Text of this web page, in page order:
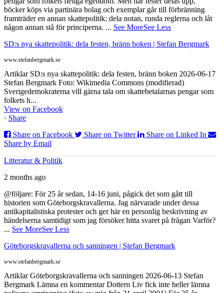
böcker köps via partinära bolag och exemplar går till förbränning
framträder en annan skattepolitik: dela notan, runda reglerna och låt
någon annan stå för principerna. ... See MoreSee Less
SD:s nya skattepolitik: dela festen, bränn boken | Stefan Bergmark
www.stefanbergmark.se
Artiklar SD:s nya skattepolitik: dela festen, bränn boken 2026-06-17
Stefan Bergmark Foto: Wikimedia Commons (modifierad)
Sverigedemokraterna vill gärna tala om skattebetalarnas pengar som
folkets h...
View on Facebook
· Share
Share on Facebook
Share on Twitter
Share on Linked In
Share by Email
Litteratur & Politik
2 months ago
@följare: För 25 år sedan, 14-16 juni, pågick det som gått till
historien som Göteborgskravallerna. Jag närvarade under dessa
antikapitalistiska protester och ger här en personlig beskrivning av
händelserna samtidigt som jag försöker hitta svaret på frågan Varför?
... See MoreSee Less
Göteborgskravallerna och sanningen | Stefan Bergmark
www.stefanbergmark.se
Artiklar Göteborgskravallerna och sanningen 2026-06-13 Stefan
Bergmark Lämna en kommentar Dottern Liv fick inte heller lämna